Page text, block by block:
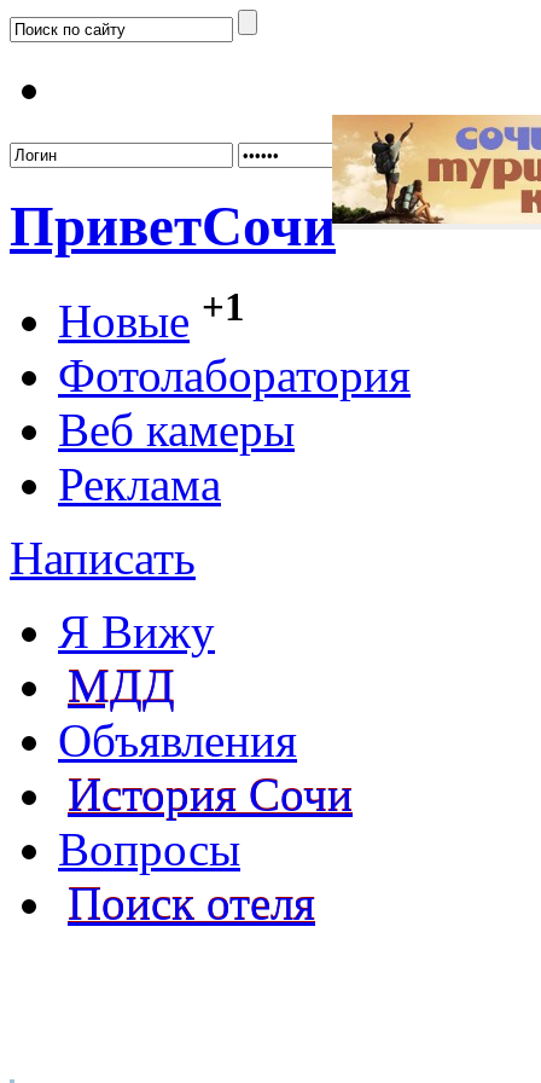
ПриветСочи
Новые +1
Фотолаборатория
Веб камеры
Реклама
Написать
Я Вижу
МДД
Объявления
История Сочи
Вопросы
Поиск отеля